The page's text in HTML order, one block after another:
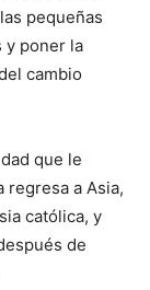
pequeñas
y poner la
cambio
que le
regresa a Asia,
católica, y
de